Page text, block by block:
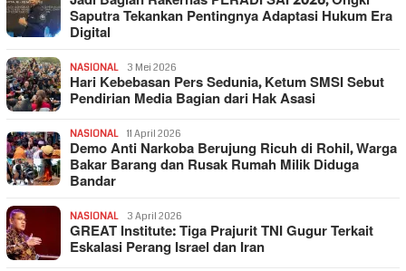
Saputra Tekankan Pentingnya Adaptasi Hukum Era
Digital
NASIONAL 3 Mei 2026
Hari Kebebasan Pers Sedunia, Ketum SMSI Sebut
Pendirian Media Bagian dari Hak Asasi
NASIONAL 11 April 2026
Demo Anti Narkoba Berujung Ricuh di Rohil, Warga
Bakar Barang dan Rusak Rumah Milik Diduga
Bandar
NASIONAL 3 April 2026
GREAT Institute: Tiga Prajurit TNI Gugur Terkait
Eskalasi Perang Israel dan Iran